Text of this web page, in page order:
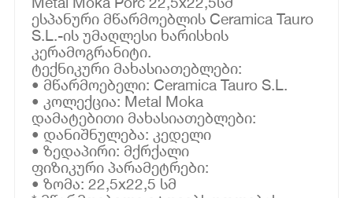
ესპანური მწარმოებლის Ceramica Tauro
S.L.-ის უმაღლესი ხარისხის
კერამოგრანიტი.
ტექნიკური მახასიათებლები:
• მწარმოებელი: Ceramica Tauro S.L.
• კოლექცია: Metal Moka
დამატებითი მახასიათებლები:
• დანიშნულება: კედელი
• ზედაპირი: მქრქალი
ფიზიკური პარამეტრები:
• ზომა: 22,5x22,5 სმ